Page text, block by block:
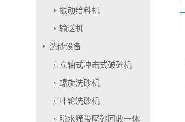
振动给料机
输送机
洗砂设备
立轴式冲击式破碎机
螺旋洗砂机
叶轮洗砂机
脱水筛带尾砂回收一体